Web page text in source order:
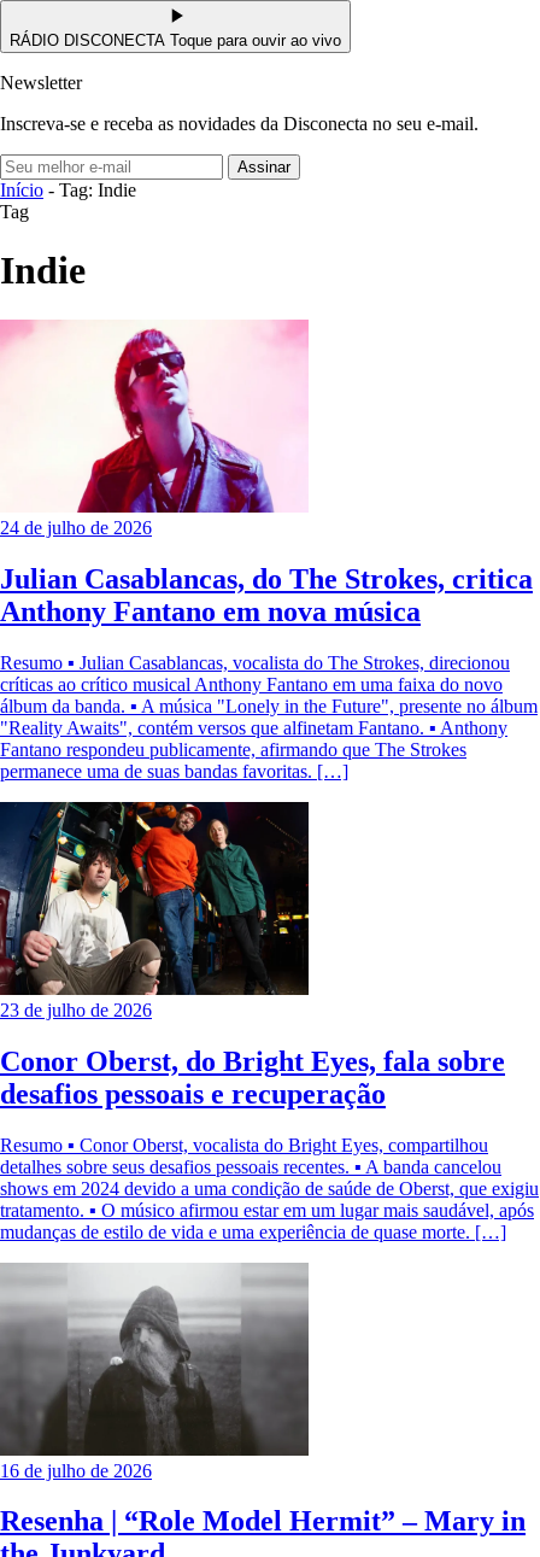
RÁDIO DISCONECTA Toque para ouvir ao vivo
Newsletter
Inscreva-se e receba as novidades da Disconecta no seu e-mail.
Assinar
Início - Tag: Indie
Tag
Indie
24 de julho de 2026
Julian Casablancas, do The Strokes, critica
Anthony Fantano em nova música
Resumo ▪ Julian Casablancas, vocalista do The Strokes, direcionou
críticas ao crítico musical Anthony Fantano em uma faixa do novo
álbum da banda. ▪ A música "Lonely in the Future", presente no álbum
"Reality Awaits", contém versos que alfinetam Fantano. ▪ Anthony
Fantano respondeu publicamente, afirmando que The Strokes
permanece uma de suas bandas favoritas. […]
23 de julho de 2026
Conor Oberst, do Bright Eyes, fala sobre
desafios pessoais e recuperação
Resumo ▪ Conor Oberst, vocalista do Bright Eyes, compartilhou
detalhes sobre seus desafios pessoais recentes. ▪ A banda cancelou
shows em 2024 devido a uma condição de saúde de Oberst, que exigiu
tratamento. ▪ O músico afirmou estar em um lugar mais saudável, após
mudanças de estilo de vida e uma experiência de quase morte. […]
16 de julho de 2026
Resenha | “Role Model Hermit” – Mary in